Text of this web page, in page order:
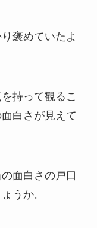
褒めていたよ
持って観るこ
白さが見えて
面白さの戸口
うか。